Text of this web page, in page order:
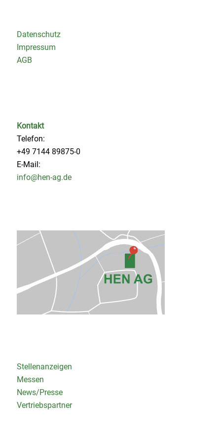
Datenschutz
Impressum
AGB
Kontakt
Telefon:
+49 7144 89875-0
E-Mail:
info@hen-ag.de
Stellenanzeigen
Messen
News/Presse
Vertriebspartner